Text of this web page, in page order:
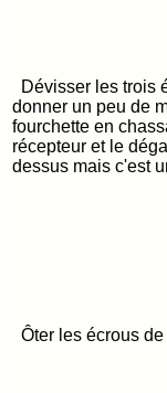
Dévisser les trois
donner un peu de
fourchette en
récepteur et le
dessus mais c'est
Ôter les écrous